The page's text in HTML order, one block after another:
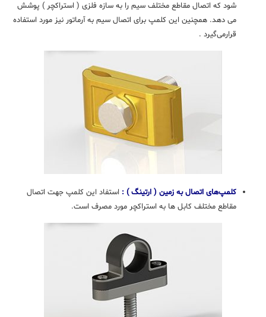
شود که اتصال مقاطع مختلف سیم را به سازه فلزی ( استراکچر ) پوشش
می دهد. همچنین این کلمپ برای اتصال سیم به آرماتور نیز مورد استفاده
قرار‌می‌گیرد .
کلمپ‌های اتصال به زمین ( ارتینگ ) : استفاد این کلمپ جهت اتصال
مقاطع مختلف کابل ها به استراکچر مورد مصرف است.